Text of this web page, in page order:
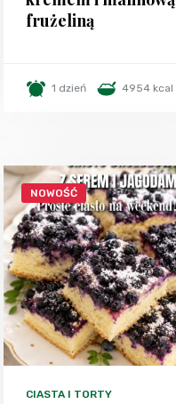
frużeliną
1 dzień 4954 kcal
NOWOŚĆ
CIASTA I TORTY